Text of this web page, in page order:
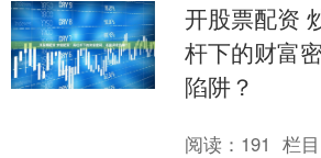
开股票配资
杆下的财富
陷阱？
阅读： 191 栏